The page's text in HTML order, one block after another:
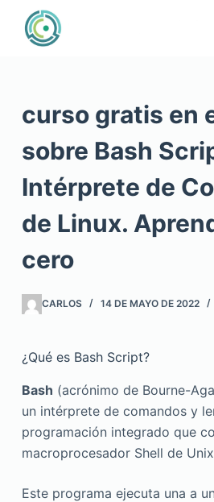
Saltar
contenido
curso gratis en
sobre Bash
Intérprete de
de Linux.
cero
CARLOS 14 DE MAYO DE 2022
¿Qué es Bash Script?
Bash (acrónimo de Bourne-
un intérprete de comandos y
programación integrado que
macroprocesador Shell de
Este programa ejecuta una a